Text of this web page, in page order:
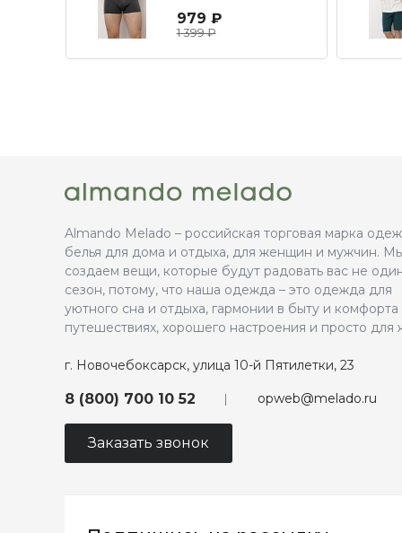
979 ₽
1 399 ₽
Almando Melado – российская торговая марка
белья для дома и отдыха, для женщин и мужчин.
создаем вещи, которые будут радовать вас не
сезон, потому, что наша одежда – это одежда для
уютного сна и отдыха, гармонии в быту и комфорта
путешествиях, хорошего настроения и просто для
г. Новочебоксарск, улица 10-й Пятилетки, 23
8 (800) 700 10 52 opweb@melado.ru
Заказать звонок